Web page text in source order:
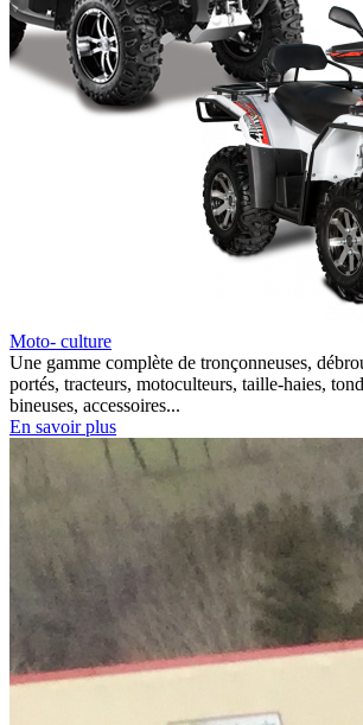
Moto- culture
Une gamme complète de tronçonneuses,
portés, tracteurs, motoculteurs, taille-haies,
bineuses, accessoires...
En savoir plus